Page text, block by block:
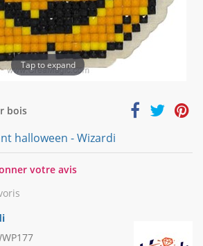
Tap to expand
bois
halloween - Wizardi
votre avis